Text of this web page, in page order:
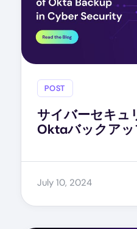
POST
サイバーセキュ
Oktaバックアッ
July 10, 2024